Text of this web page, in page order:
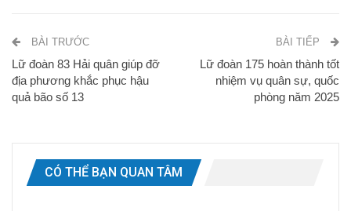
BÀI TRƯỚC
Lữ đoàn 83 Hải quân giúp đỡ
địa phương khắc phục hậu
quả bão số 13
BÀI TIẾP
Lữ đoàn 175 hoàn thành tốt
nhiệm vụ quân sự, quốc
phòng năm 2025
CÓ THỂ BẠN QUAN TÂM